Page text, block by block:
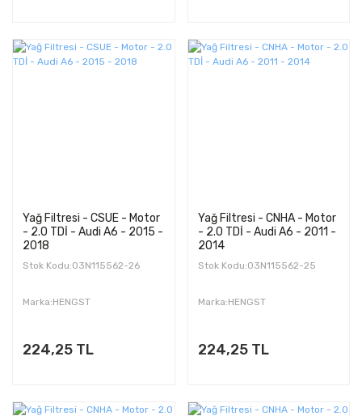
Yağ Filtresi - CSUE - Motor
- 2.0 TDİ - Audi A6 - 2015 -
2018
Stok Kodu:03N115562-26
Marka:HENGST
224,25 TL
Yağ Filtresi - CNHA - Motor
- 2.0 TDİ - Audi A6 - 2011 -
2014
Stok Kodu:03N115562-25
Marka:HENGST
224,25 TL